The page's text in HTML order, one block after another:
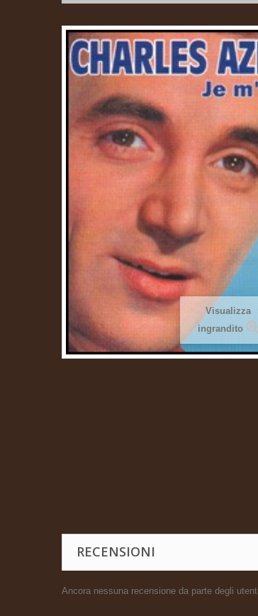
Visualizza
ingrandito
RECENSIONI
Ancora nessuna recensione da parte degli utenti.